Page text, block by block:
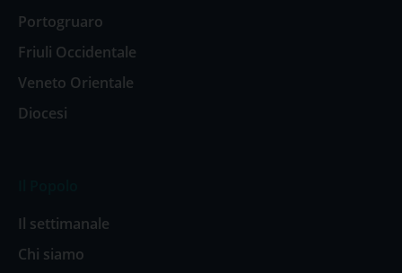
Portogruaro
Friuli Occidentale
Veneto Orientale
Diocesi
Il settimanale
Chi siamo